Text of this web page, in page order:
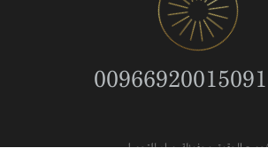
00966920015091
الحقوق محفوظة. ميام للتجميل.